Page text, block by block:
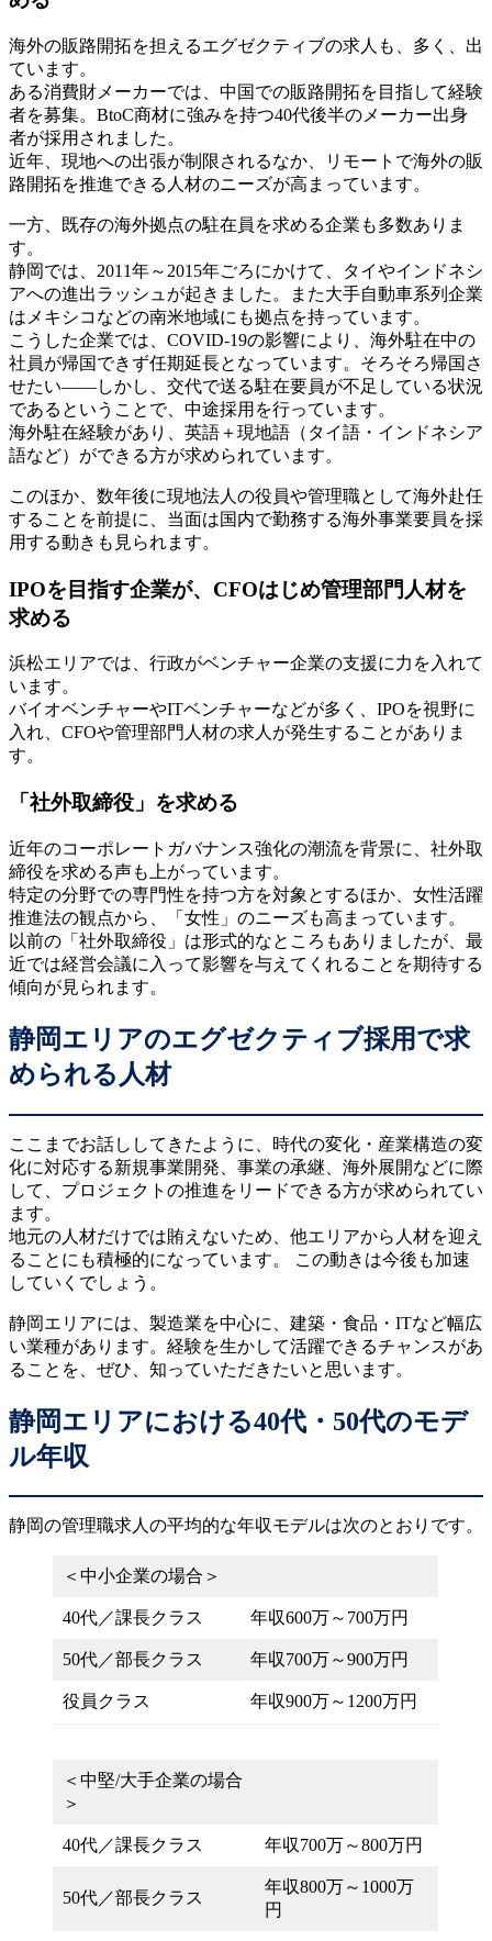
海外の販路開拓を担えるエグゼクティブの求人も、多く、出
ています。
ある消費財メーカーでは、中国での販路開拓を目指して経験
者を募集。BtoC商材に強みを持つ40代後半のメーカー出身
者が採用されました。
近年、現地への出張が制限されるなか、リモートで海外の販
路開拓を推進できる人材のニーズが高まっています。
一方、既存の海外拠点の駐在員を求める企業も多数ありま
す。
静岡では、2011年～2015年ごろにかけて、タイやインドネシ
アへの進出ラッシュが起きました。また大手自動車系列企業
はメキシコなどの南米地域にも拠点を持っています。
こうした企業では、COVID‑19の影響により、海外駐在中の
社員が帰国できず任期延長となっています。そろそろ帰国さ
せたい――しかし、交代で送る駐在要員が不足している状況
であるということで、中途採用を行っています。
海外駐在経験があり、英語＋現地語（タイ語・インドネシア
語など）ができる方が求められています。
このほか、数年後に現地法人の役員や管理職として海外赴任
することを前提に、当面は国内で勤務する海外事業要員を採
用する動きも見られます。
IPOを目指す企業が、CFOはじめ管理部門人材を
求める
浜松エリアでは、行政がベンチャー企業の支援に力を入れて
います。
バイオベンチャーやITベンチャーなどが多く、IPOを視野に
入れ、CFOや管理部門人材の求人が発生することがありま
す。
「社外取締役」を求める
近年のコーポレートガバナンス強化の潮流を背景に、社外取
締役を求める声も上がっています。
特定の分野での専門性を持つ方を対象とするほか、女性活躍
推進法の観点から、「女性」のニーズも高まっています。
以前の「社外取締役」は形式的なところもありましたが、最
近では経営会議に入って影響を与えてくれることを期待する
傾向が見られます。
静岡エリアのエグゼクティブ採用で求
められる人材
ここまでお話ししてきたように、時代の変化・産業構造の変
化に対応する新規事業開発、事業の承継、海外展開などに際
して、プロジェクトの推進をリードできる方が求められてい
ます。
地元の人材だけでは賄えないため、他エリアから人材を迎え
ることにも積極的になっています。 この動きは今後も加速
していくでしょう。
静岡エリアには、製造業を中心に、建築・食品・ITなど幅広
い業種があります。経験を生かして活躍できるチャンスがあ
ることを、ぜひ、知っていただきたいと思います。
静岡エリアにおける40代・50代のモデ
ル年収
静岡の管理職求人の平均的な年収モデルは次のとおりです。
＜中小企業の場合＞
40代／課長クラス 年収600万～700万円
50代／部長クラス 年収700万～900万円
役員クラス 年収900万～1200万円
＜中堅/大手企業の場合
＞
40代／課長クラス 年収700万～800万円
50代／部長クラス
年収800万～1000万
円